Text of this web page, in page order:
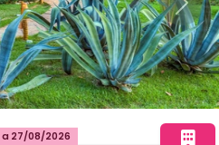
a 27/08/2026